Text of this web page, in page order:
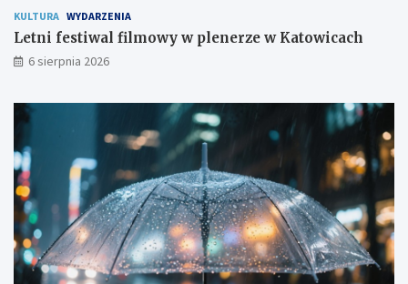
KULTURA WYDARZENIA
Letni festiwal filmowy w plenerze w Katowicach
6 sierpnia 2026